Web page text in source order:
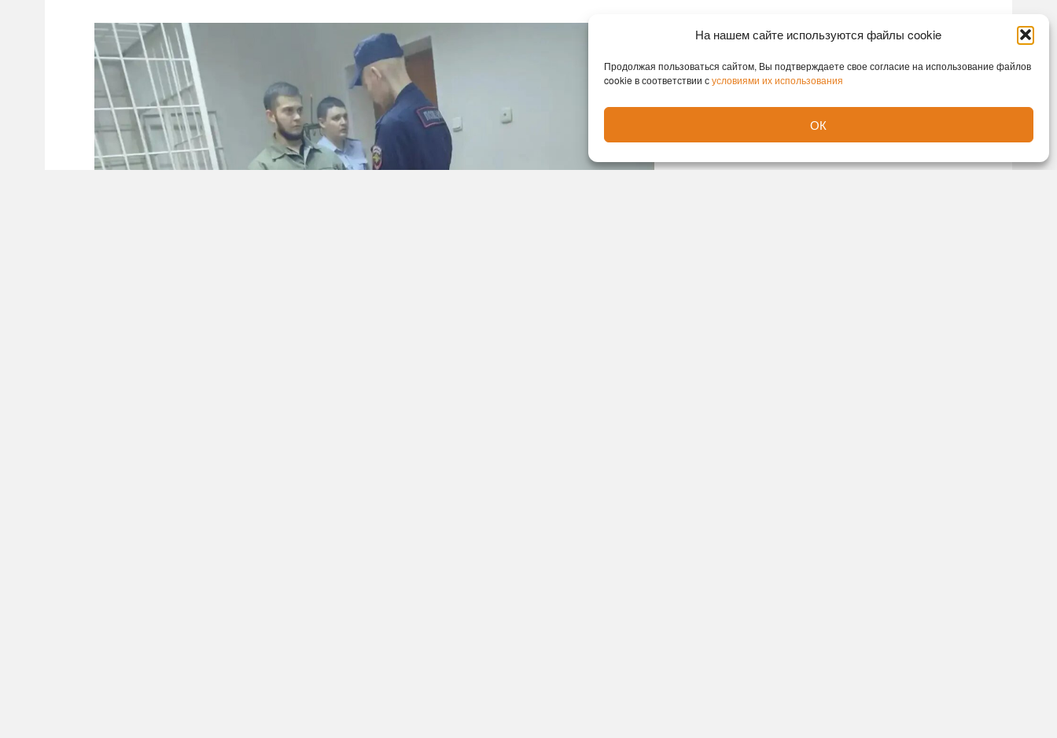
На нашем сайте используются файлы cookie
Продолжая пользоваться сайтом, Вы подтверждаете свое согласие на использование файлов
cookie в соответствии сусловиями их использования
ОК